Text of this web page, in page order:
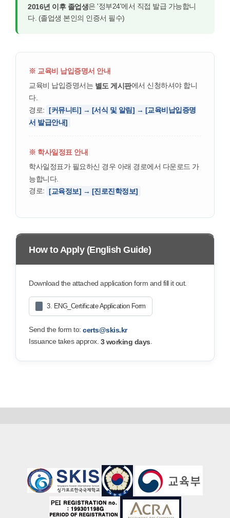
2016년 이후 졸업생은 '정부24'에서 직접 발급 가능합니
다. (졸업생 본인의 인증서 필수)
※ 교육비 납입증명서 안내
교육비 납입증명서는 별도 게시판에서 신청하셔야 합니
다.
경로: [커뮤니티] → [서식 및 알림] → [교육비납입증명
서 발급안내]
※ 학사일정표 안내
학사일정표가 필요하신 경우 아래 경로에서 다운로드 가
능합니다.
경로: [교육정보] → [진로진학정보]
How to Apply (English Guide)
Download the attached application form and fill it out.
3. ENG_Certificate Application Form
Send the form to: certs@skis.kr
Issuance takes approx. 3 working days.